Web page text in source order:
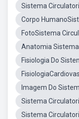
Sistema
Corpo
FotoSistema
Anatomia
Fisiologia Do
Imagem Do
Sistema
Sistema